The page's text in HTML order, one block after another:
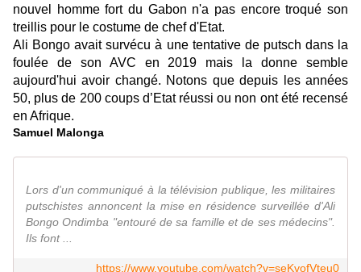
nouvel homme fort du Gabon n'a pas encore troqué son
treillis pour le costume de chef d'Etat.
Ali Bongo avait survécu à une tentative de putsch dans la
foulée de son AVC en 2019 mais la donne semble
aujourd'hui avoir changé. Notons que depuis les années
50, plus de 200 coups d’Etat réussi ou non ont été recensé
en Afrique.
Samuel Malonga
Lors d'un communiqué à la télévision publique, les militaires
putschistes annoncent la mise en résidence surveillée d'Ali
Bongo Ondimba "entouré de sa famille et de ses médecins".
Ils font ...
https://www.youtube.com/watch?v=seKvofVteu0